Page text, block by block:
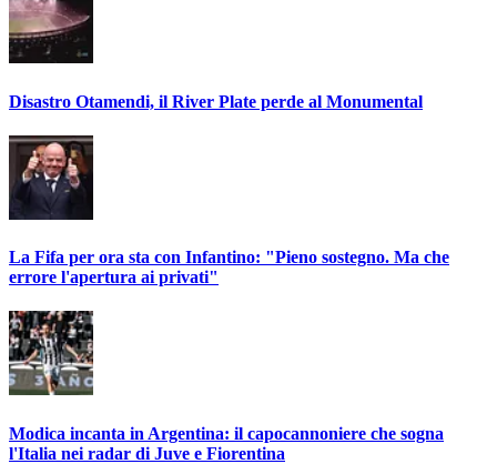
Disastro Otamendi, il River Plate perde al Monumental
La Fifa per ora sta con Infantino: "Pieno sostegno. Ma che
errore l'apertura ai privati"
Modica incanta in Argentina: il capocannoniere che sogna
l'Italia nei radar di Juve e Fiorentina